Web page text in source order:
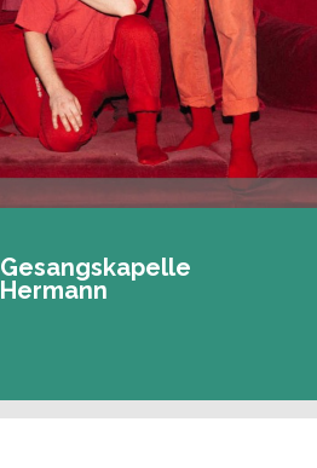
Ge­sangs­ka­pel­le
Her­mann